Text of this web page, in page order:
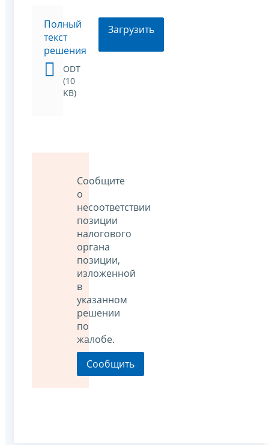
Полный
текст
решения
ODT
(10
KB)
Загрузить
Сообщите
о
несоответствии
позиции
налогового
органа
позиции,
изложенной
в
указанном
решении
по
жалобе.